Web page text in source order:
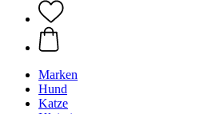
Marken
Hund
Katze